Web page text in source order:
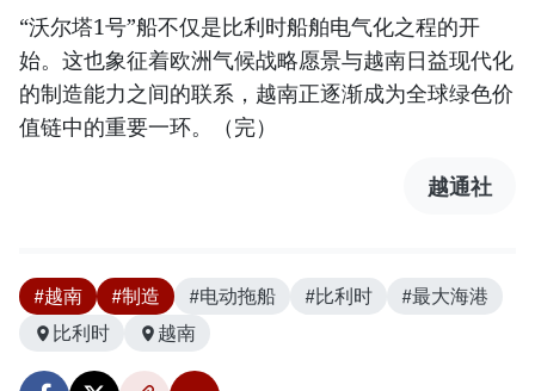
“沃尔塔1号”船不仅是比利时船舶电气化之程的开
始。这也象征着欧洲气候战略愿景与越南日益现代化
的制造能力之间的联系，越南正逐渐成为全球绿色价
值链中的重要一环。（完）
越通社
#越南 #制造 #电动拖船 #比利时
#最大海港
比利时
越南